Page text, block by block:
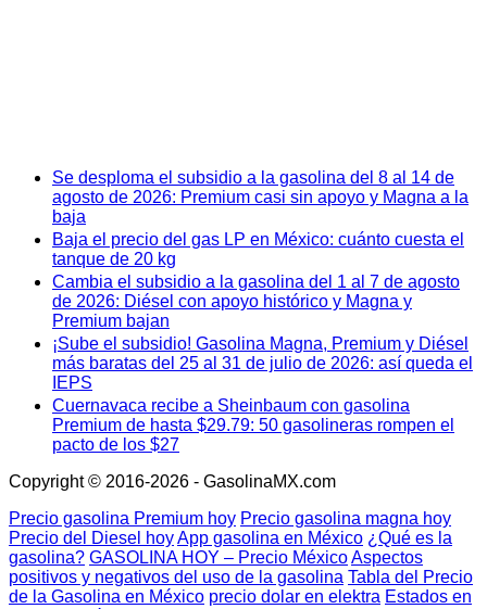
Se desploma el subsidio a la gasolina del 8 al 14 de
agosto de 2026: Premium casi sin apoyo y Magna a la
baja
Baja el precio del gas LP en México: cuánto cuesta el
tanque de 20 kg
Cambia el subsidio a la gasolina del 1 al 7 de agosto
de 2026: Diésel con apoyo histórico y Magna y
Premium bajan
¡Sube el subsidio! Gasolina Magna, Premium y Diésel
más baratas del 25 al 31 de julio de 2026: así queda el
IEPS
Cuernavaca recibe a Sheinbaum con gasolina
Premium de hasta $29.79: 50 gasolineras rompen el
pacto de los $27
Copyright © 2016-2026 - GasolinaMX.com
Precio gasolina Premium hoy Precio gasolina magna hoy
Precio del Diesel hoyApp gasolina en México ¿Qué es la
gasolina? GASOLINA HOY – Precio MéxicoAspectos
positivos y negativos del uso de la gasolina Tabla del Precio
de la Gasolina en México precio dolar en elektra Estados en